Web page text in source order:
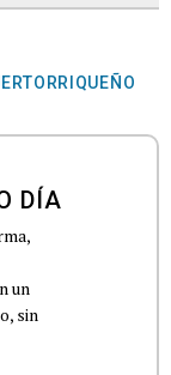
DÍA
un
sin